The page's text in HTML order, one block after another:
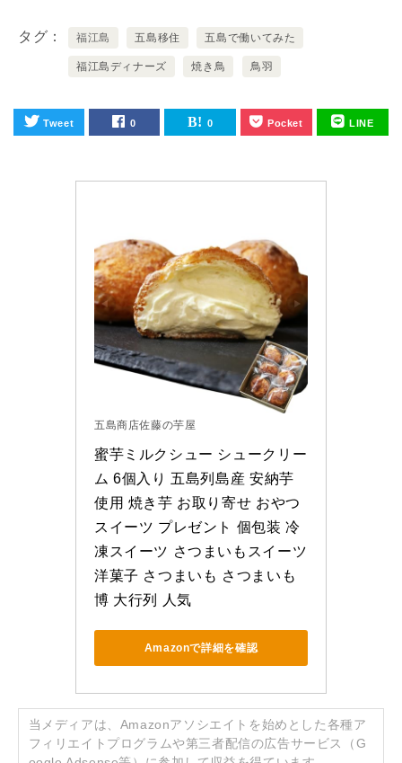
タグ 福江島 五島移住 五島で働いてみた
福江島ディナーズ 焼き鳥 鳥羽
Tweet 0 0 Pocket LINE
五島商店佐藤の芋屋
蜜芋ミルクシュー シュークリー
ム 6個入り 五島列島産 安納芋
使用 焼き芋 お取り寄せ おやつ
スイーツ プレゼント 個包装 冷
凍スイーツ さつまいもスイーツ
洋菓子 さつまいも さつまいも
博 大行列 人気
Amazonで詳細を確認
当メディアは、Amazonアソシエイトを始めとした各種ア
フィリエイトプログラムや第三者配信の広告サービス（G